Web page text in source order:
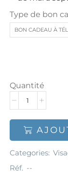
Type de bon
BON CADEAU À
Quantité
Categories:
Réf. --